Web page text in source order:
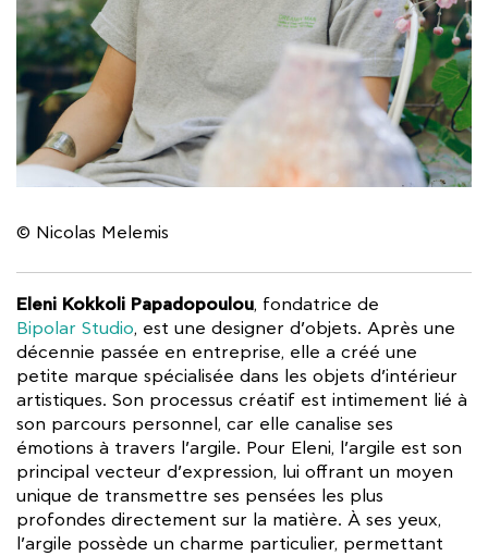
© Nicolas Melemis
Eleni Kokkoli Papadopoulou, fondatrice de
Bipolar Studio, est une designer d’objets. Après une
décennie passée en entreprise, elle a créé une
petite marque spécialisée dans les objets d’intérieur
artistiques. Son processus créatif est intimement lié à
son parcours personnel, car elle canalise ses
émotions à travers l’argile. Pour Eleni, l’argile est son
principal vecteur d’expression, lui offrant un moyen
unique de transmettre ses pensées les plus
profondes directement sur la matière. À ses yeux,
l’argile possède un charme particulier, permettant